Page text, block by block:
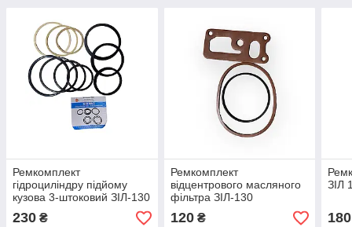
Ремкомплект
гідроциліндру підйому
кузова 3-штоковий ЗІЛ-130
(люкс)
230 ₴
Ремкомплект
відцентрового масляного
фільтра ЗІЛ-130
120₴
ЗІЛ
180